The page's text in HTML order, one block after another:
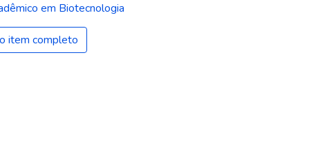
em Biotecnologia
item completo